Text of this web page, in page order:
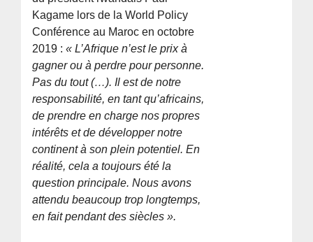
Kagame lors de la World Policy
Conférence au Maroc en octobre
2019 :« L’Afrique n’est le prix à
gagner ou à perdre pour personne.
Pas du tout (…). Il est de notre
responsabilité, en tant qu’africains,
de prendre en charge nos propres
intérêts et de développer notre
continent à son plein potentiel. En
réalité, cela a toujours été la
question principale. Nous avons
attendu beaucoup trop longtemps,
en fait pendant des siècles ».